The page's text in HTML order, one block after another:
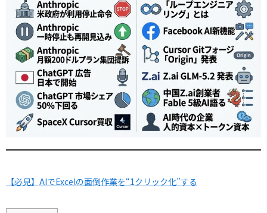
【必見】AIでExcelの面倒作業を“1クリック化”する